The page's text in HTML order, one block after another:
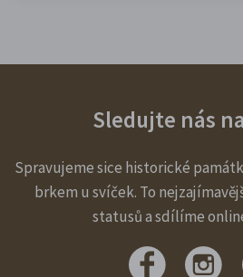
Sledujte nás
Spravujeme sice historické
brkem u svíček. To
statusů a sdílíme